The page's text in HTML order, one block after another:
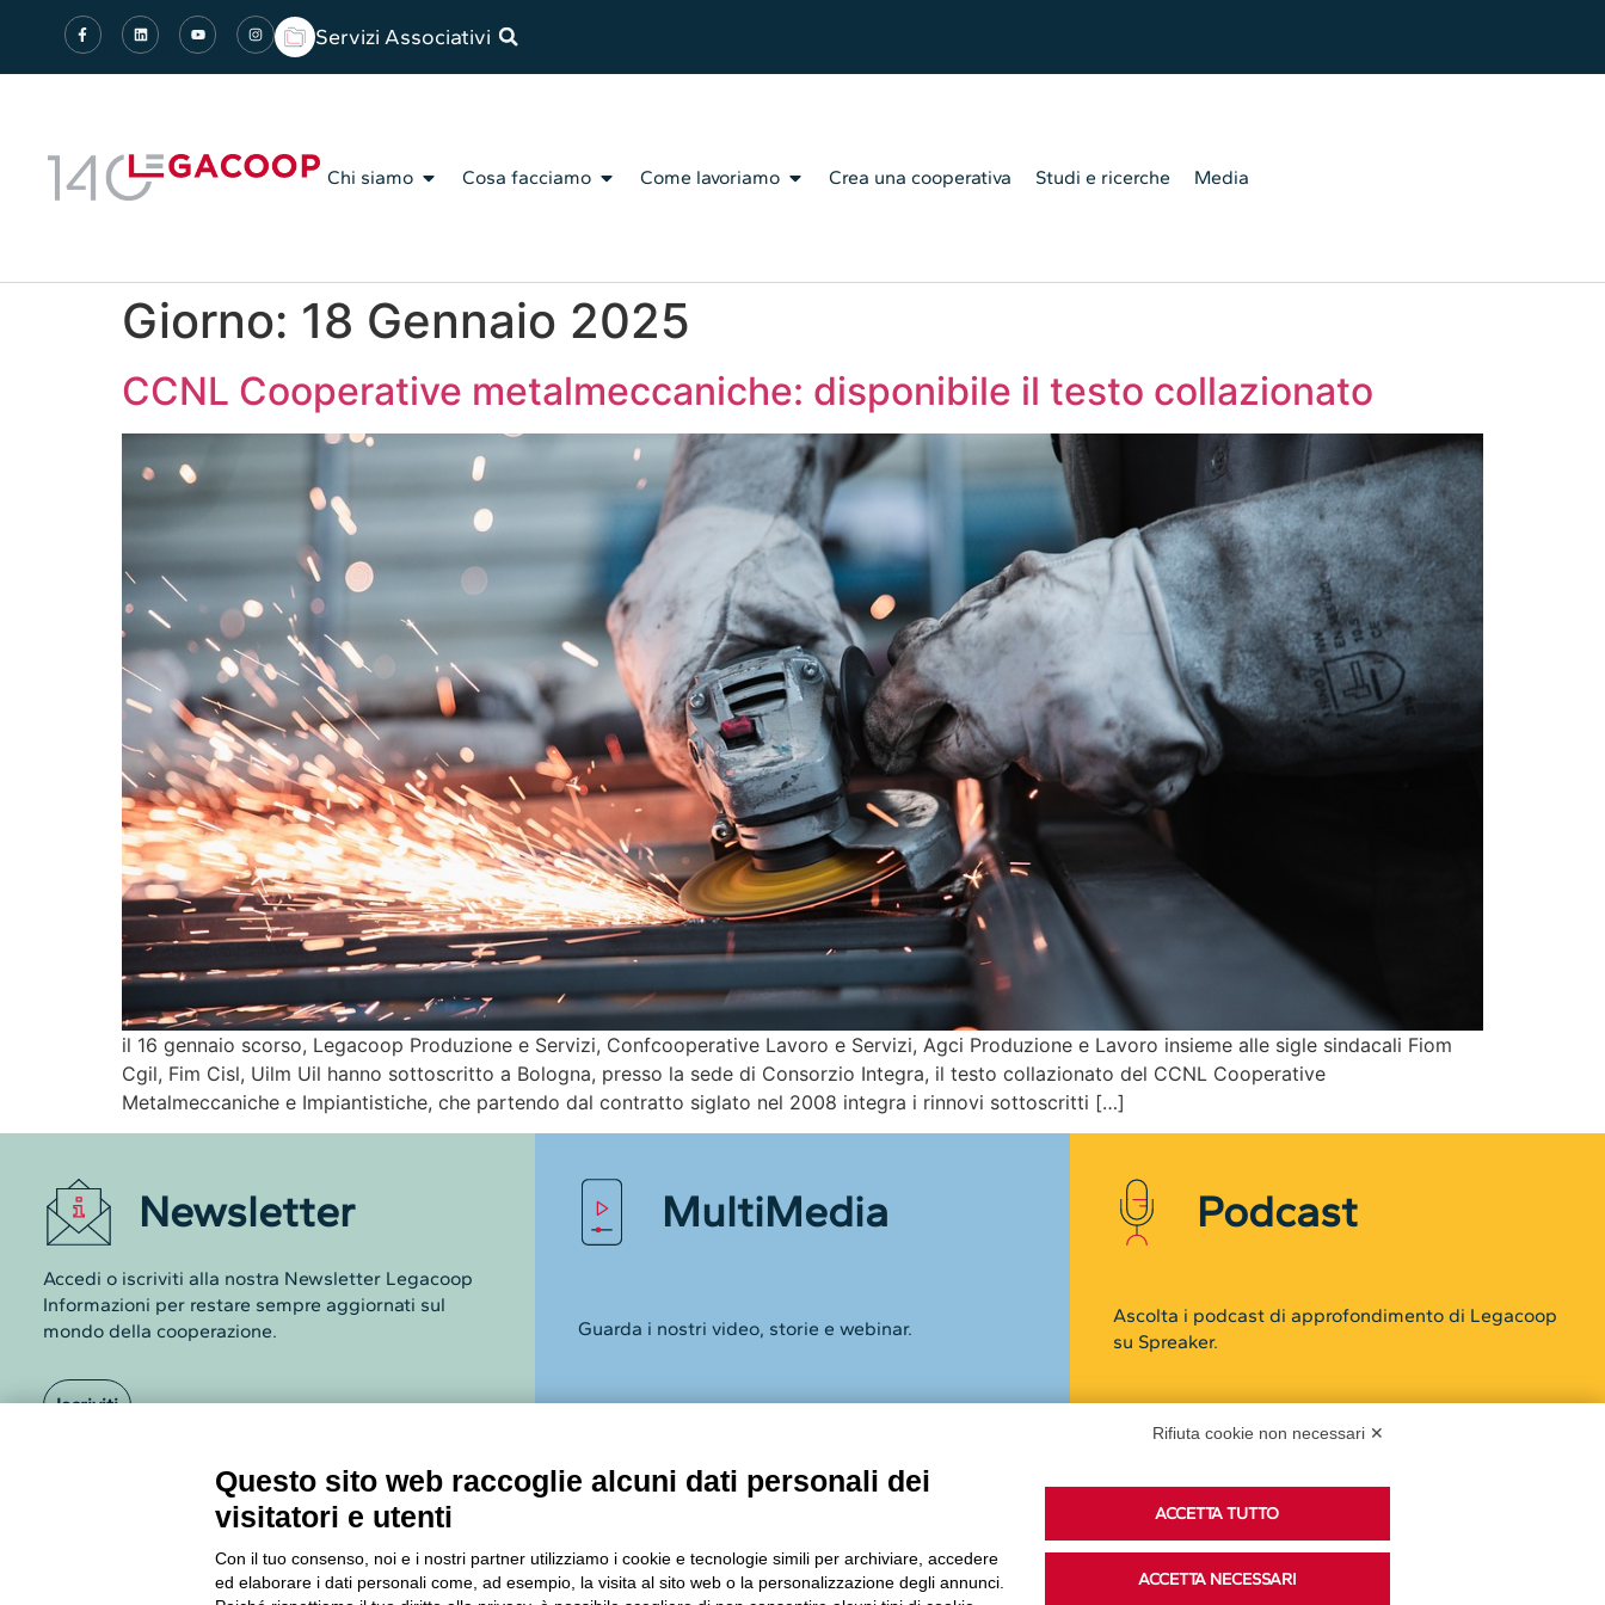
Servizi Associativi
Chi siamo Cosa facciamo Come lavoriamo Crea una cooperativa Studi e ricerche Media
Giorno: 18 Gennaio 2025
CCNL Cooperative metalmeccaniche: disponibile il testo collazionato
il 16 gennaio scorso, Legacoop Produzione e Servizi, Confcooperative Lavoro e Servizi, Agci Produzione e Lavoro insieme alle sigle sindacali Fiom
Cgil, Fim Cisl, Uilm Uil hanno sottoscritto a Bologna, presso la sede di Consorzio Integra, il testo collazionato del CCNL Cooperative
Metalmeccaniche e Impiantistiche, che partendo dal contratto siglato nel 2008 integra i rinnovi sottoscritti […]
Newsletter
Accedi o iscriviti alla nostra Newsletter Legacoop
Informazioni per restare sempre aggiornati sul
mondo della cooperazione.
Iscriviti
MultiMedia
Guarda i nostri video, storie e webinar.
Podcast
Ascolta i podcast di approfondimento di Legacoop
su Spreaker.
Seguici sui nostri canali social:
Rifiuta cookie non necessari ✕
Questo sito web raccoglie alcuni dati personali dei
visitatori e utenti
Con il tuo consenso, noi e i nostri partner utilizziamo i cookie e tecnologie simili per archiviare, accedere
ed elaborare i dati personali come, ad esempio, la visita al sito web o la personalizzazione degli annunci.
ACCETTA TUTTO
ACCETTA NECESSARI